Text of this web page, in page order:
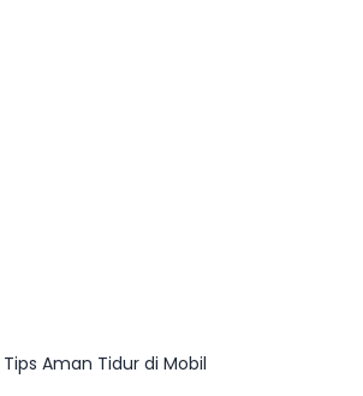
Aman Tidur di Mobil